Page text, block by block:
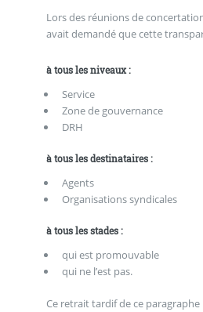
Lors des réunions de
avait demandé que cette
à tous les niveaux :
Service
Zone de gouvernance
DRH
à tous les destinataires :
Agents
Organisations syndicales
à tous les stades :
qui est promouvable
qui ne l’est pas.
Ce retrait tardif de ce